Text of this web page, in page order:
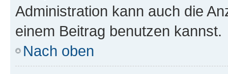
Administration kann auch die
einem Beitrag benutzen kannst.
Nach oben